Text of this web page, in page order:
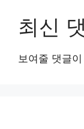
최신
보여줄 댓글